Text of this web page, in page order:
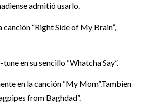
admitió usarlo.
“Right Side of My Brain”,
en su sencillo “Whatcha Say”.
en la canción “My Mom”.Tambien
from Baghdad”.